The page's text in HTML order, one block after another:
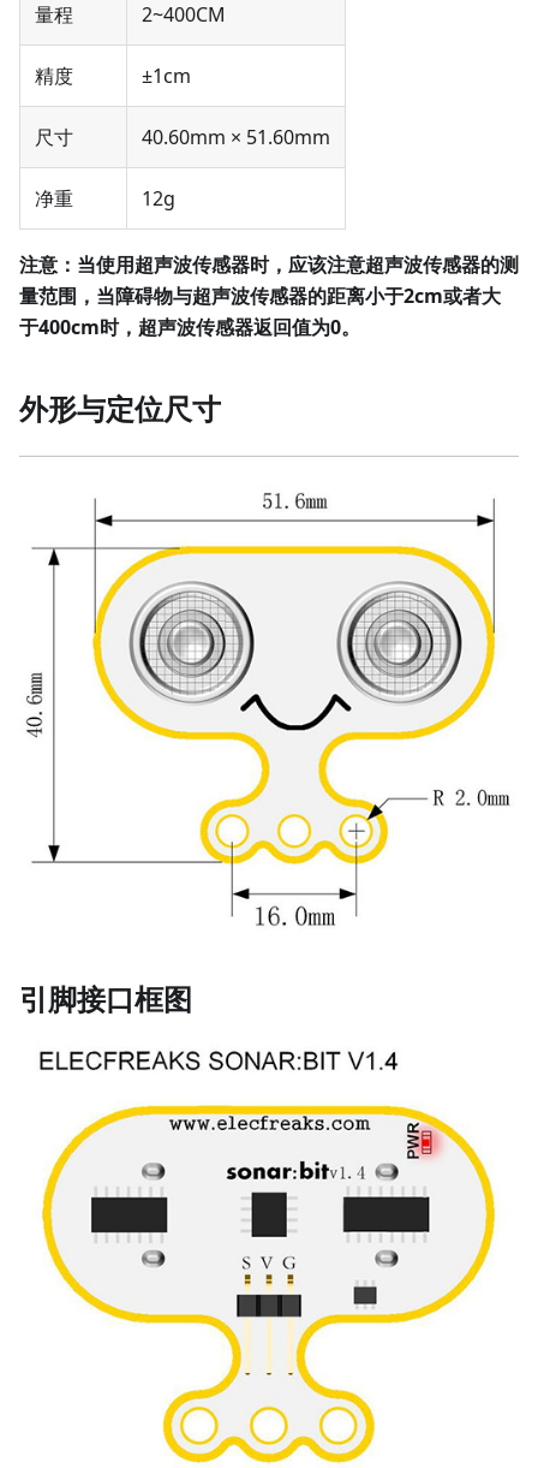
量程 2~400CM
精度 ±1cm
尺寸 40.60mm × 51.60mm
净重 12g
注意：当使用超声波传感器时，应该注意超声波传感器的测
量范围，当障碍物与超声波传感器的距离小于2cm或者大
于400cm时，超声波传感器返回值为0。
外形与定位尺寸
引脚接口框图